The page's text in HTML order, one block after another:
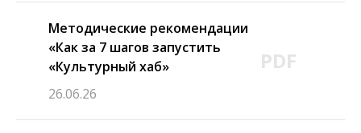
Методические рекомендации
«Как за 7 шагов запустить
«Культурный хаб»
26.06.26
PDF